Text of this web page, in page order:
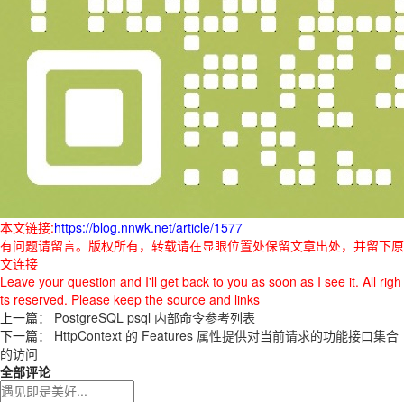
本文链接:https://blog.nnwk.net/article/1577
有问题请留言。版权所有，转载请在显眼位置处保留文章出处，并留下原
文连接
Leave your question and I'll get back to you as soon as I see it. All righ
ts reserved. Please keep the source and links
上一篇： PostgreSQL psql 内部命令参考列表
下一篇： HttpContext 的 Features 属性提供对当前请求的功能接口集合
的访问
全部评论